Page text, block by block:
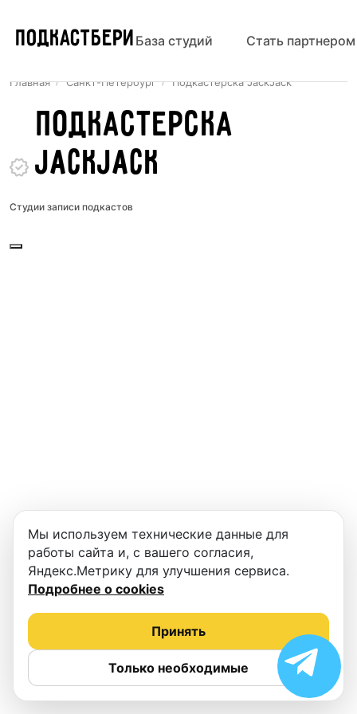
ПОДКАСТБЕРИ База студий Стать партнером
Главная Санкт-Петербург Подкастерска JackJack
Подкастерска
JackJack
Студии записи подкастов
Мы используем технические данные для
работы сайта и, с вашего согласия,
Яндекс.Метрику для улучшения сервиса.
Подробнее о cookies
Только необходимые
Принять